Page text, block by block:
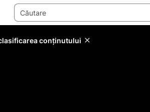
conținutului